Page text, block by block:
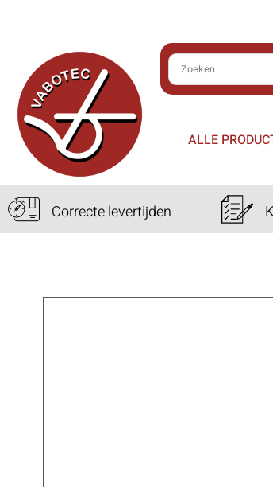
ALLE
Correcte levertijden